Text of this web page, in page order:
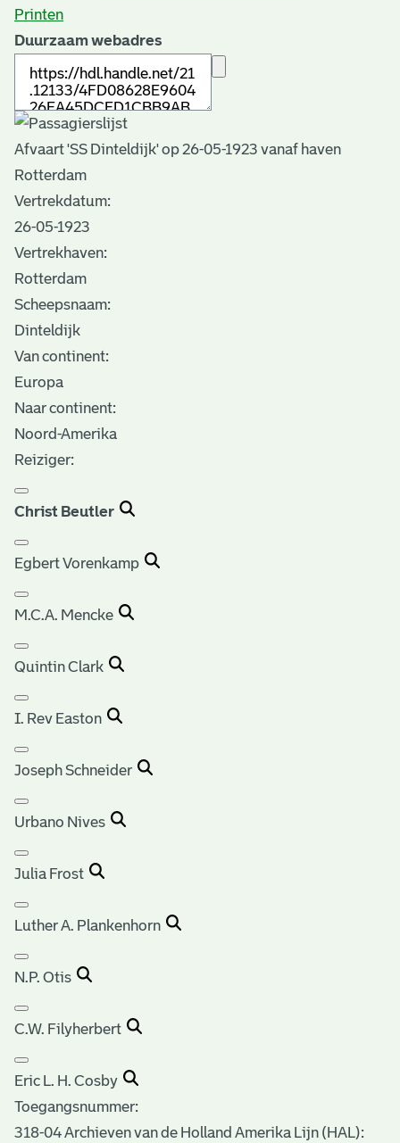
Printen
Duurzaam webadres
Afvaart 'SS Dinteldijk' op 26-05-1923 vanaf haven
Rotterdam
Vertrekdatum:
26-05-1923
Vertrekhaven:
Rotterdam
Scheepsnaam:
Dinteldijk
Van continent:
Europa
Naar continent:
Noord-Amerika
Reiziger:
Christ Beutler
Egbert Vorenkamp
M.C.A. Mencke
Quintin Clark
I. Rev Easton
Joseph Schneider
Urbano Nives
Julia Frost
Luther A. Plankenhorn
N.P. Otis
C.W. Filyherbert
Eric L. H. Cosby
Toegangsnummer:
318-04 Archieven van de Holland Amerika Lijn (HAL):